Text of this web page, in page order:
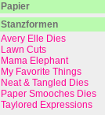
Papier
Stanzformen
Avery Elle Dies
Lawn Cuts
Mama Elephant
My Favorite Things
Neat & Tangled Dies
Paper Smooches Dies
Taylored Expressions